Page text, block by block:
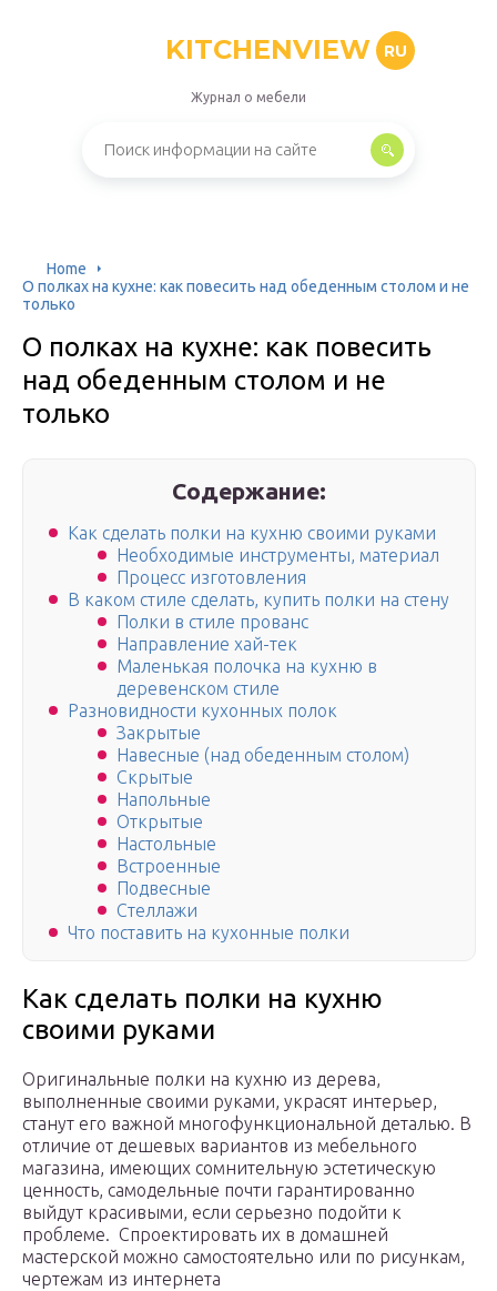
KITCHENVIEW RU
Журнал о мебели
Home
О полках на кухне: как повесить над обеденным столом и не
только
О полках на кухне: как повесить
над обеденным столом и не
только
Содержание:
Как сделать полки на кухню своими руками
Необходимые инструменты, материал
Процесс изготовления
В каком стиле сделать, купить полки на стену
Полки в стиле прованс
Направление хай-тек
Маленькая полочка на кухню в
деревенском стиле
Разновидности кухонных полок
Закрытые
Навесные (над обеденным столом)
Скрытые
Напольные
Открытые
Настольные
Встроенные
Подвесные
Стеллажи
Что поставить на кухонные полки
Как сделать полки на кухню
своими руками
Оригинальные полки на кухню из дерева,
выполненные своими руками, украсят интерьер,
станут его важной многофункциональной деталью. В
отличие от дешевых вариантов из мебельного
магазина, имеющих сомнительную эстетическую
ценность, самодельные почти гарантированно
выйдут красивыми, если серьезно подойти к
проблеме. Спроектировать их в домашней
мастерской можно самостоятельно или по рисункам,
чертежам из интернета